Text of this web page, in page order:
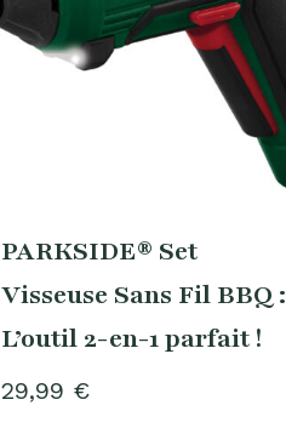
PARKSIDE® Set
Visseuse Sans Fil BBQ :
L’outil 2-en-1 parfait !
29,99 €